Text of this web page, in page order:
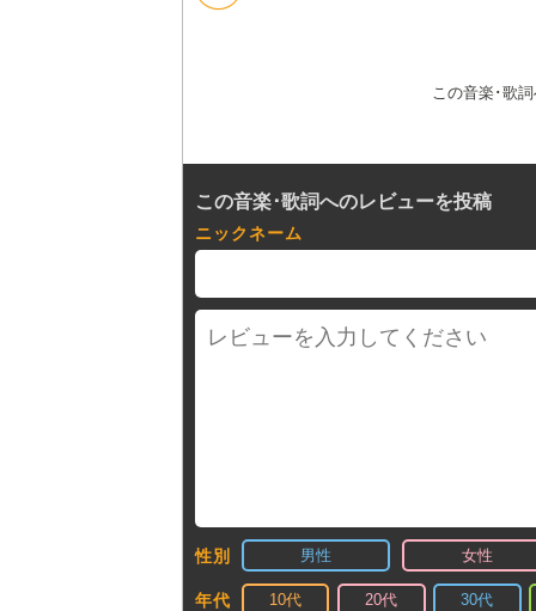
この音楽･歌
この音楽･歌詞へのレビューを投稿
ニックネーム
性別 男性 女性
年代 10代 20代 30代